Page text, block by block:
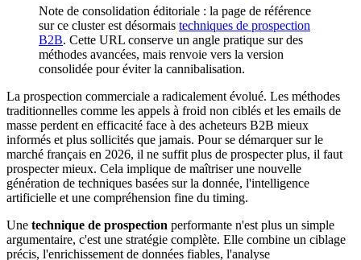
Note de consolidation éditoriale : la page de référence
sur ce cluster est désormais techniques de prospection
B2B. Cette URL conserve un angle pratique sur des
méthodes avancées, mais renvoie vers la version
consolidée pour éviter la cannibalisation.
La prospection commerciale a radicalement évolué. Les méthodes
traditionnelles comme les appels à froid non ciblés et les emails de
masse perdent en efficacité face à des acheteurs B2B mieux
informés et plus sollicités que jamais. Pour se démarquer sur le
marché français en 2026, il ne suffit plus de prospecter plus, il faut
prospecter mieux. Cela implique de maîtriser une nouvelle
génération de techniques basées sur la donnée, l'intelligence
artificielle et une compréhension fine du timing.
Une technique de prospection performante n'est plus un simple
argumentaire, c'est une stratégie complète. Elle combine un ciblage
précis, l'enrichissement de données fiables, l'analyse